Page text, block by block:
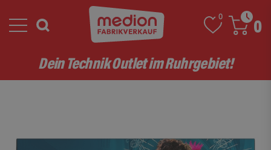
0
0
Dein Technik Outlet im Ruhrgebiet!